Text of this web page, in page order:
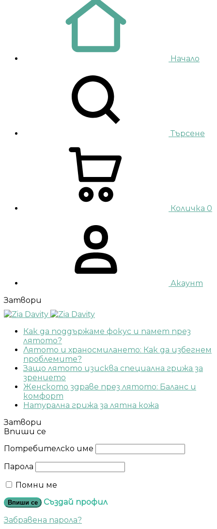
Начало
Търсене
Количка 0
Акаунт
Затвори
Как да поддържаме фокус и памет през
лятото?
Лятото и храносмилането: Как да избегнем
проблемите?
Защо лятото изисква специална грижа за
зрението
Женското здраве през лятото: Баланс и
комфорт
Натурална грижа за лятна кожа
Затвори
Впиши се
Потребителско име
Парола
Помни ме
Впиши се
Създай профил
Забравена парола?